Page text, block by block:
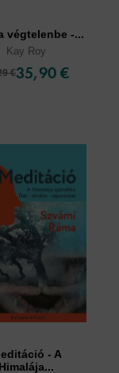
végtelenbe -...
Kay Roy
€35,90 €
- A
Himalája...